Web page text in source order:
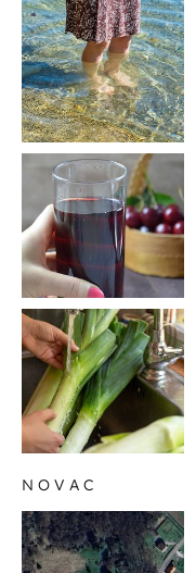
NOVAC